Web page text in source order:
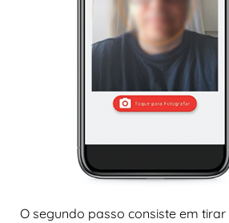
O segundo passo consiste em tirar